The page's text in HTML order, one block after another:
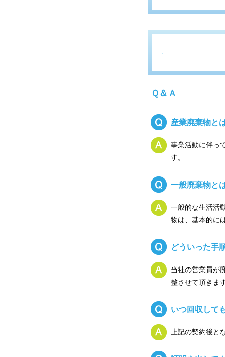
Ｑ＆Ａ
産業廃棄物と
事業活動に伴っ
す。
一般廃棄物と
一般的な生活活
物は、基本的に
どういった手
当社の営業員が
整させて頂きま
いつ回収して
上記の契約後と